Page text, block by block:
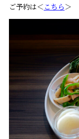
ご予約は＜ こちら＞